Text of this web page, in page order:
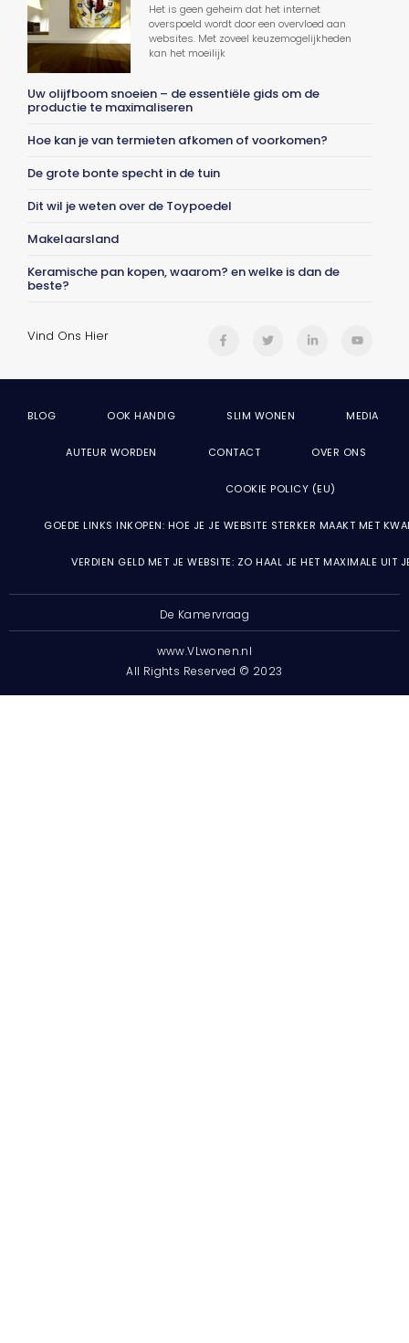
Het is geen geheim dat het internet
overspoeld wordt door een overvloed aan
websites. Met zoveel keuzemogelijkheden
kan het moeilijk
Uw olijfboom snoeien – de essentiële gids om de
productie te maximaliseren
Hoe kan je van termieten afkomen of voorkomen?
De grote bonte specht in de tuin
Dit wil je weten over de Toypoedel
Makelaarsland
Keramische pan kopen, waarom? en welke is dan de
beste?
Vind Ons Hier
BLOG OOK HANDIG SLIM WONEN MEDIA
AUTEUR WORDEN CONTACT OVER ONS
COOKIE POLICY (EU)
GOEDE LINKS INKOPEN: HOE JE JE WEBSITE STERKER MAAKT MET
VERDIEN GELD MET JE WEBSITE: ZO HAAL JE HET MAXIMALE UIT
De Kamervraag
www.VLwonen.nl
All Rights Reserved © 2023